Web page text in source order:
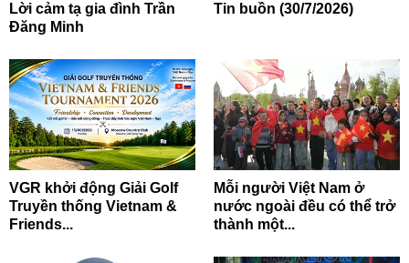
Lời cảm tạ gia đình Trần
Đăng Minh
Tin buồn (30/7/2026)
VGR khởi động Giải Golf
Truyền thống Vietnam &
Friends...
Mỗi người Việt Nam ở
nước ngoài đều có thể trở
thành một...